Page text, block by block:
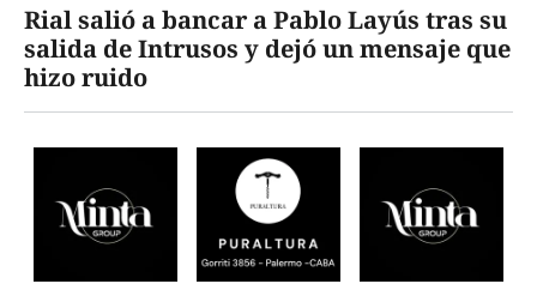
Rial salió a bancar a Pablo Layús tras su
salida de Intrusos y dejó un mensaje que
hizo ruido